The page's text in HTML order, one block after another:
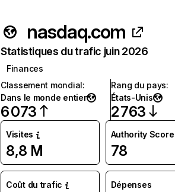
nasdaq.com
Statistiques du trafic juin 2026
Finances
Classement mondial:
Dans le monde entier
6 073
Rang du pays:
États-Unis
2 763
Visites
8,8 M
Authority Score
78
Coût du trafic
Dépenses